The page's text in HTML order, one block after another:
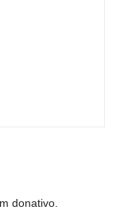
donativo.